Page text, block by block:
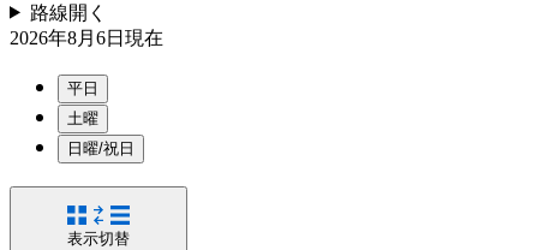
路線開く
2026年8月6日 現在
平日
土曜
日曜/祝日
表示切替